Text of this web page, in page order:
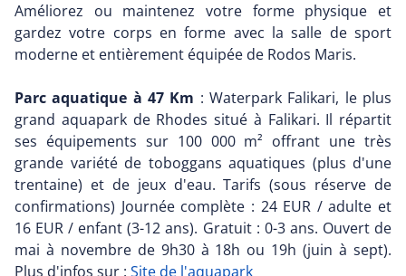
Améliorez ou maintenez votre forme physique et
gardez votre corps en forme avec la salle de sport
moderne et entièrement équipée de Rodos Maris.
Parc aquatique à 47 Km : Waterpark Falikari, le plus
grand aquapark de Rhodes situé à Falikari. Il répartit
ses équipements sur 100 000 m² offrant une très
grande variété de toboggans aquatiques (plus d'une
trentaine) et de jeux d'eau. Tarifs (sous réserve de
confirmations) Journée complète : 24 EUR / adulte et
16 EUR / enfant (3-12 ans). Gratuit : 0-3 ans. Ouvert de
mai à novembre de 9h30 à 18h ou 19h (juin à sept).
Plus d'infos sur : Site de l'aquapark